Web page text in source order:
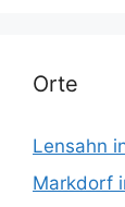
Orte
Lensahn
Markdorf